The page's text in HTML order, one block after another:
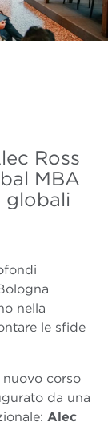
Ross
MBA
globali
nella
le sfide
corso
da una
Alec